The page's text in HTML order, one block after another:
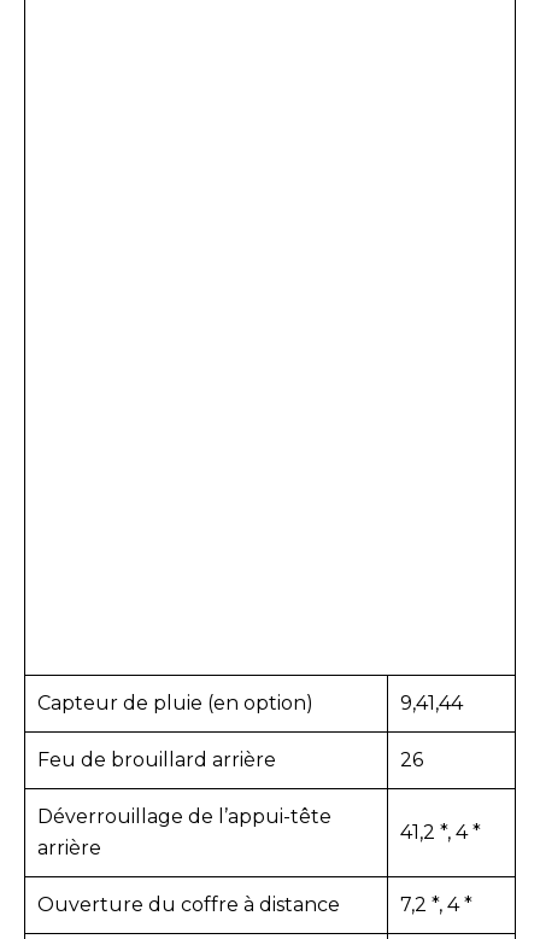
Capteur de pluie (en option) 9,41,44
Feu de brouillard arrière 26
Déverrouillage de l’appui-tête
arrière
41,2 *, 4 *
Ouverture du coffre à distance 7,2 *, 4 *